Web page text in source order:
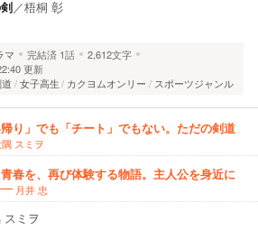
／梧桐 彰
マ 完結済 1話
2,612文字
更新
女子高生 カクヨムオンリー スポーツジャンル
り」でも「チート」でもない。ただの剣道
スミヲ
春を、再び体験する物語。主人公を身近に
月井 忠
スミヲ